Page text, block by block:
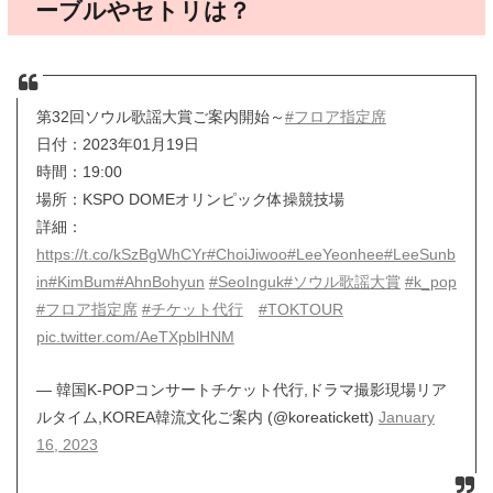
ーブルやセトリは？
第32回ソウル歌謡大賞ご案内開始～#フロア指定席
日付：2023年01月19日
時間：19:00
場所：KSPO DOMEオリンピック体操競技場
詳細：
https://t.co/kSzBgWhCYr#ChoiJiwoo#LeeYeonhee#LeeSunb
in#KimBum#AhnBohyun #SeoInguk#ソウル歌謡大賞 #k_pop
#フロア指定席 #チケット代行
#TOKTOUR
pic.twitter.com/AeTXpblHNM
— 韓国K-POPコンサートチケット代行,ドラマ撮影現場リア
ルタイム,KOREA韓流文化ご案内 (@koreatickett) January
16, 2023